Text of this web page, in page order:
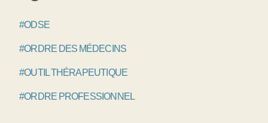
#ODSE
#ORDRE DES MÉDECINS
#OUTIL THÉRAPEUTIQUE
#ORDRE PROFESSIONNEL